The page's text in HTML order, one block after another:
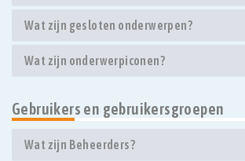
Wat zijn gesloten onderwerpen?
Wat zijn onderwerpiconen?
Gebruikers en gebruikersgroepen
Wat zijn Beheerders?